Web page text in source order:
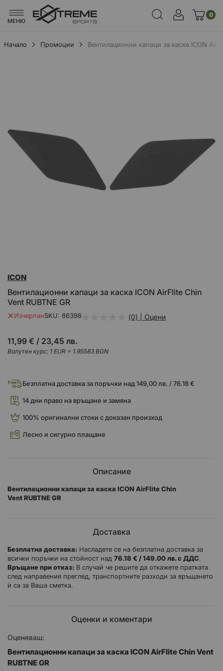
МЕНЮ
0
Начало Промоции
Вентилационни капаци за каска ICON
към
на
галерия
със
снимки
Вентилационни капаци за каска ICON AirFlite Chin
Vent RUBTNE GR
ICON
ИзчерпанSKU 86398 (0) | Оцени
11,99 € / 23,45 лв.
Валутен курс: 1 EUR = 1.95583 BGN
Безплатна доставка за поръчки над 149,00 лв. / 76.18 €
14 дни право на връщане и замяна
100% оригинални стоки с доказан произход
Лесно и сигурно плащане
Описание
Вентилационни капаци за каска ICON AirFlite Chin
Vent RUBTNE GR
Доставка
Безплатна доставка: Насладете се на безплатна доставка за
всички поръчки на стойност над 76.18 € / 149.00 лв. с ДДС.
Връщане при отказ: В случай че решите да откажете пратката
след направения преглед, транспортните разходи за връщането
ѝ са за Ваша сметка.
Оценки и коментари
Оценяваш:
Вентилационни капаци за каска ICON AirFlite Chin Vent
RUBTNE GR